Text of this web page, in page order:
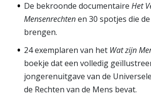
De bekroonde documentaire Het
Mensenrechtenen 30 spotjes die
brengen.
24 exemplaren van het Wat zijn
boekje dat een volledig
jongerenuitgave van de
de Rechten van de Mens bevat.